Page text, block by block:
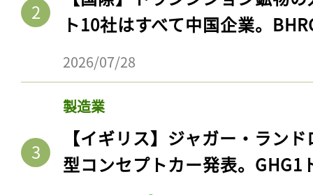
ト10社はすべて中国企業。
2026/07/28
製造業
【イギリス】ジャガー・ラン
型コンセプトカー発表。GHG1